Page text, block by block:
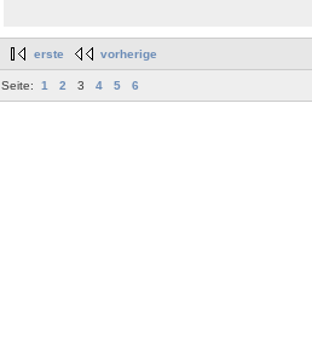
erste vorherige
Seite: 1 2 3 4 5 6